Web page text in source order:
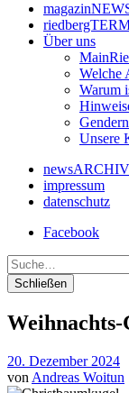
Über uns
Welche
Warum
Gendern
Unsere
newsARCHIV
impressum
datenschutz
Facebook
Suche
Schließen
Weihnachts-
20. Dezember 2024
von Andreas Woitun